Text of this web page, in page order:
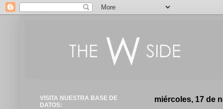
miércoles, 17 de
VISITA NUESTRA BASE DE
DATOS: